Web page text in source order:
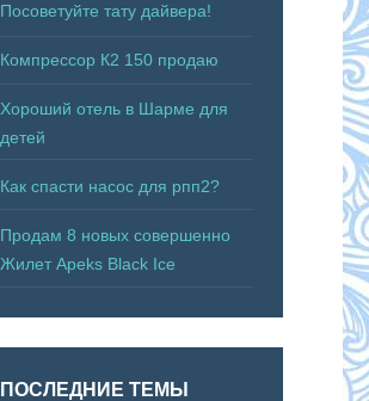
Посоветуйте тату дайвера!
Компрессор К2 150 продаю
Хороший отель в Шарме для
детей
Как спасти насос для рпп2?
Продам 8 новых совершенно
Жилет Apeks Black Ice
ПОСЛЕДНИЕ ТЕМЫ